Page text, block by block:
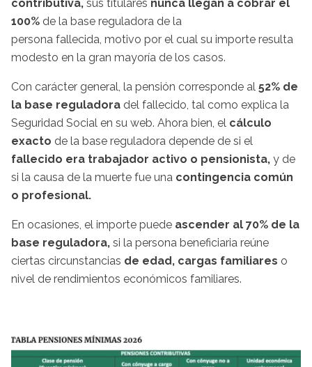
contributiva, sus titulares nunca llegan a cobrar el
100% de la base reguladora de la
persona fallecida, motivo por el cual su importe resulta
modesto en la gran mayoría de los casos.
Con carácter general, la pensión corresponde al 52% de
la base reguladora del fallecido, tal como explica la
Seguridad Social en su web. Ahora bien, el cálculo
exacto de la base reguladora depende de si el
fallecido era trabajador activo o pensionista, y de
si la causa de la muerte fue una contingencia común
o profesional.
En ocasiones, el importe puede ascender al 70% de la
base reguladora, si la persona beneficiaria reúne
ciertas circunstancias de edad, cargas familiares o
nivel de rendimientos económicos familiares.